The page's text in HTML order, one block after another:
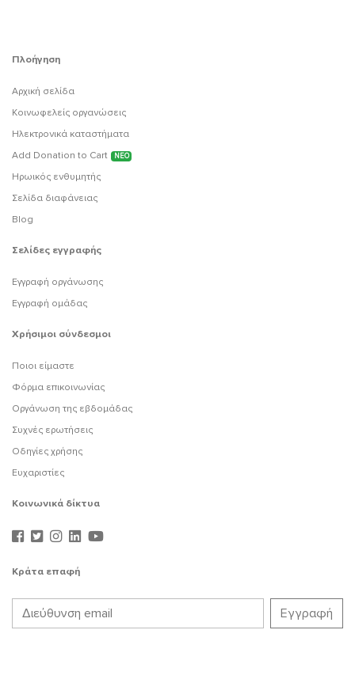
Πλοήγηση
Αρχική σελίδα
Κοινωφελείς οργανώσεις
Ηλεκτρονικά καταστήματα
Add Donation to Cart
ΝΕΟ
Ηρωικός ενθυμητής
Σελίδα διαφάνειας
Blog
Σελίδες εγγραφής
Εγγραφή οργάνωσης
Εγγραφή ομάδας
Χρήσιμοι σύνδεσμοι
Ποιοι είμαστε
Φόρμα επικοινωνίας
Οργάνωση της εβδομάδας
Συχνές ερωτήσεις
Οδηγίες χρήσης
Ευχαριστίες
Κοινωνικά δίκτυα
Κράτα επαφή